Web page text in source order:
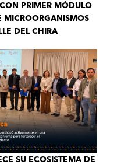
PRIMER MÓDULO
MICROORGANISMOS
DEL CHIRA
SU ECOSISTEMA DE